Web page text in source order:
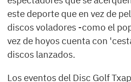
este deporte que en vez de
discos voladores -como el
vez de hoyos cuenta con
discos lanzados.
Los eventos del Disc Golf